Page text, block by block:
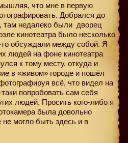
что мне в первую
Добрался до
там недалеко были дворец
кинотеатра было несколько
то обсуждали между собой. Я
людей на фоне кинотеатра
к тому месту, откуда и
в «живом» городе и пошёл
всё, что видел на
попробовать сам себя
людей. Просить кого-либо я
была довольно
могло быть здесь и в